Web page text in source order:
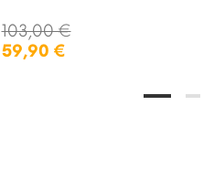
103,00 €
59,90 €